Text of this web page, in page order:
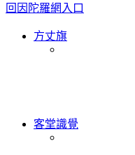
回因陀羅網入口
方丈旗
客堂識覺